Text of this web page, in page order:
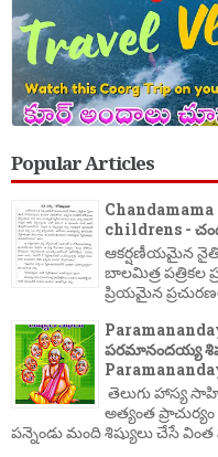
Popular Articles
childrens -
ఆకర్షణీయమైన
బాలమిత్ర పత్రికల
ప్రియమైన
పరమానందయ్య
తెలుగు హాస్య
అత్యంత
పన్నెండు మంది శిష్యులు చేసే వింత